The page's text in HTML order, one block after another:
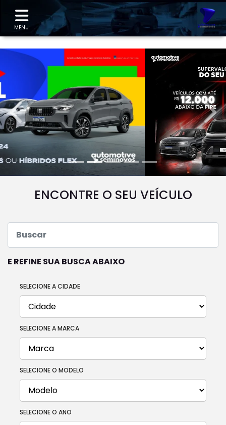
MENU
templates.template-
ENCONTRE O SEU VEÍCULO
E REFINE SUA BUSCA ABAIXO
SELECIONE A CIDADE
SELECIONE A MARCA
SELECIONE O MODELO
SELECIONE O ANO